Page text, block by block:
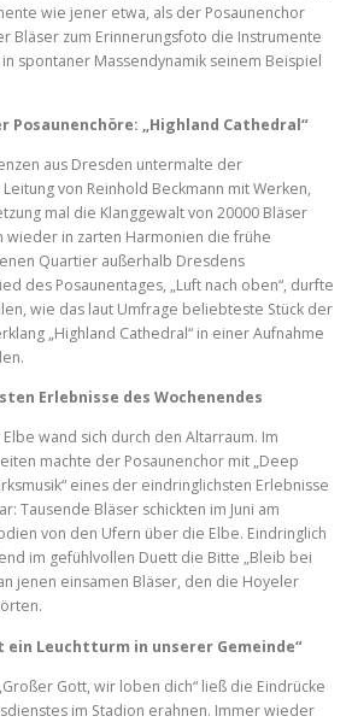
wie jener etwa, als der Posaunenchor
Bläser zum Erinnerungsfoto die Instrumente
spontaner Massendynamik seinem Beispiel
Posaunenchöre: „Highland Cathedral“
aus Dresden untermalte der
von Reinhold Beckmann mit Werken,
mal die Klanggewalt von 20000 Bläser
wieder in zarten Harmonien die frühe
Quartier außerhalb Dresdens
des Posaunentages, „Luft nach oben“, durfte
wie das laut Umfrage beliebteste Stück der
„Highland Cathedral“ in einer Aufnahme
Erlebnisse des Wochenendes
wand sich durch den Altarraum. Im
machte der Posaunenchor mit „Deep
eines der eindringlichsten Erlebnisse
Tausende Bläser schickten im Juni am
von den Ufern über die Elbe. Eindringlich
im gefühlvollen Duett die Bitte „Bleib bei
jenen einsamen Bläser, den die Hoyeler
ein Leuchtturm in unserer Gemeinde“
Gott, wir loben dich“ ließ die Eindrücke
im Stadion erahnen. Immer wieder